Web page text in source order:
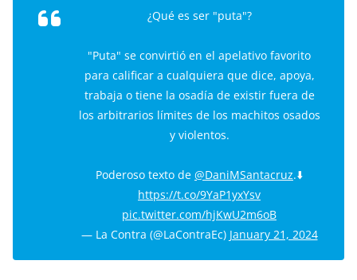
¿Qué es ser "puta"?
"Puta" se convirtió en el apelativo favorito
para calificar a cualquiera que dice, apoya,
trabaja o tiene la osadía de existir fuera de
los arbitrarios límites de los machitos osados
y violentos.
Poderoso texto de @DaniMSantacruz.⬇️
https://t.co/9YaP1yxYsv
pic.twitter.com/hjKwU2m6oB
— La Contra (@LaContraEc) January 21, 2024